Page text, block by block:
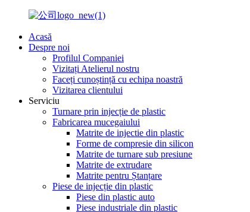
Acasă
Despre noi
Profilul Companiei
Vizitați Atelierul nostru
Faceți cunoștință cu echipa noastră
Vizitarea clientului
Serviciu
Turnare prin injecție de plastic
Fabricarea mucegaiului
Matrite de injectie din plastic
Forme de compresie din silicon
Matrite de turnare sub presiune
Matrite de extrudare
Matrite pentru Ștanțare
Piese de injecție din plastic
Piese din plastic auto
Piese industriale din plastic